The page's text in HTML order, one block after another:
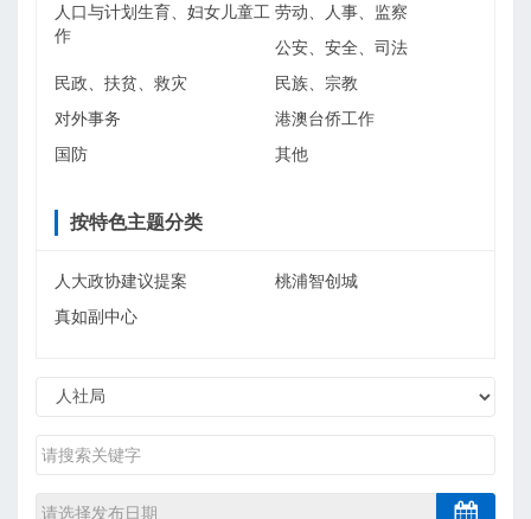
人口与计划生育、妇女儿童工
作
劳动、人事、监察
公安、安全、司法
民政、扶贫、救灾
民族、宗教
对外事务
港澳台侨工作
国防
其他
按特色主题分类
人大政协建议提案
桃浦智创城
真如副中心